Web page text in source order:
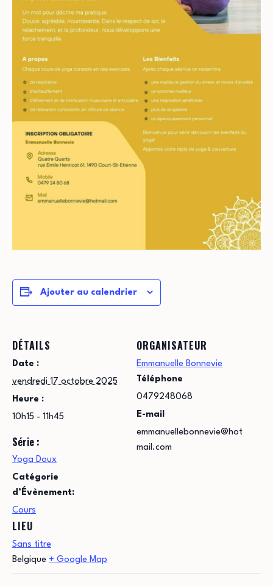
Ajouter au calendrier
DÉTAILS
Date :
vendredi 17 octobre 2025
Heure :
10h15 - 11h45
Série :
Yoga Doux
Catégorie
d’Évènement:
Cours
LIEU
Sans titre
Belgique + Google Map
ORGANISATEUR
Emmanuelle Bonnevie
Téléphone
0479248068
E-mail
emmanuellebonnevie@hot
mail.com